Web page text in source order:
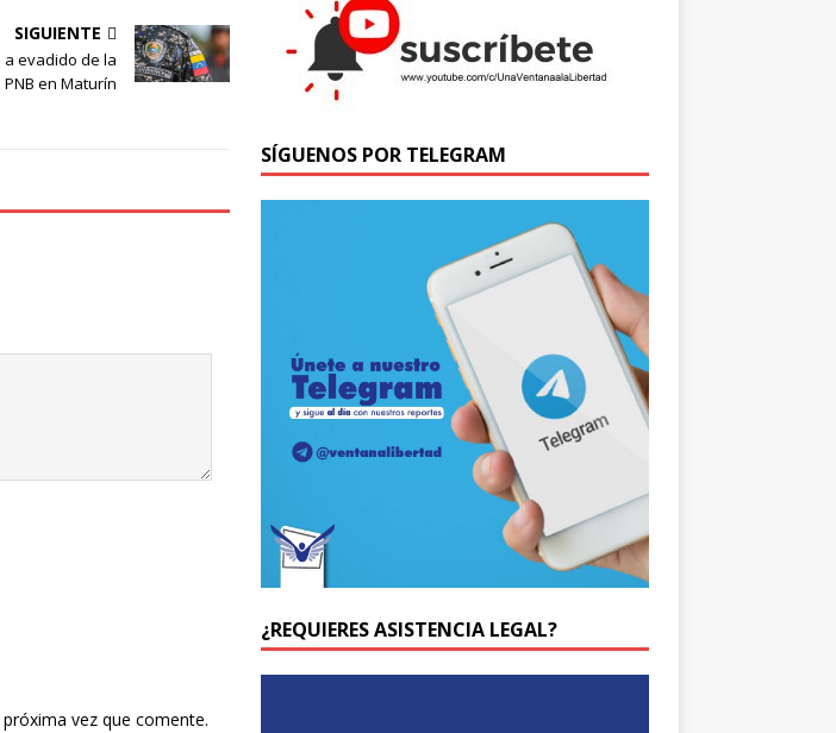
SIGUIENTE
evadido de la
PNB en Maturín
vez que comente.
SÍGUENOS POR TELEGRAM
¿REQUIERES ASISTENCIA LEGAL?